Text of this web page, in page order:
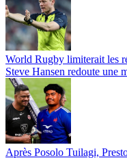
World Rugby limiterait les
Steve Hansen redoute une
Après Posolo Tuilagi,